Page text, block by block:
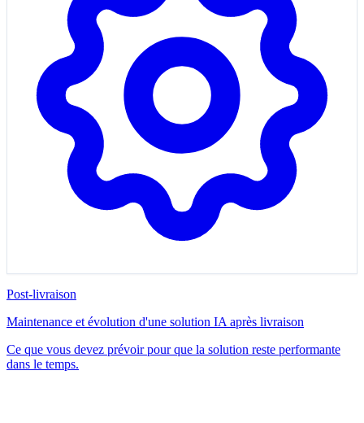
Post-livraison
Maintenance et évolution d'une solution IA après livraison
Ce que vous devez prévoir pour que la solution reste performante
dans le temps.